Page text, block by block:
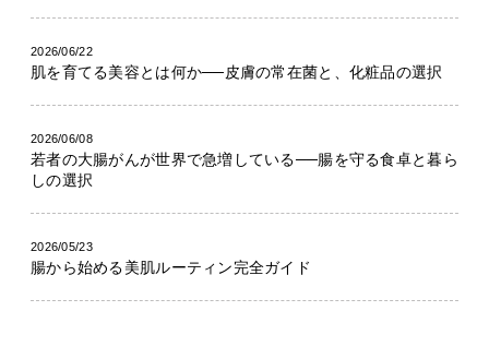
2026/06/22
肌を育てる美容とは何か──皮膚の常在菌と、化粧品の選択
2026/06/08
若者の大腸がんが世界で急増している──腸を守る食卓と暮ら
しの選択
2026/05/23
腸から始める美肌ルーティン完全ガイド